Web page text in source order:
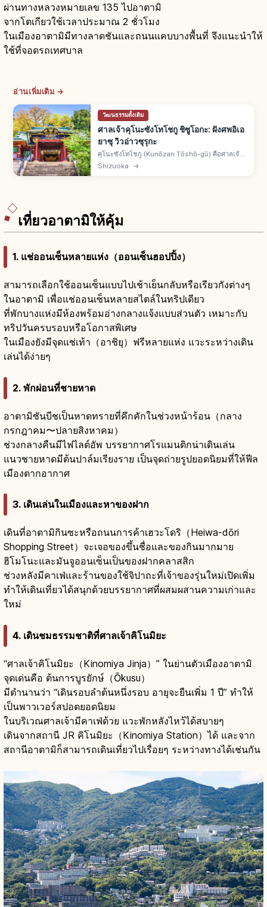
ผ่านทางหลวงหมายเลข 135 ไปอาตามิ
จากโตเกียวใช้เวลาประมาณ 2 ชั่วโมง
ในเมืองอาตามิมีทางลาดชันและถนนแคบบางพื้นที่ จึงแนะนำให้
ใช้ที่จอดรถเทศบาล
อ่านเพิ่มเติม →
วัฒนธรรมดั้งเดิม
ศาลเจ้าคุโนะซังโทโชกู ชิซูโอกะ: ฝังศพอิเอ
ยาซุ วิวอ่าวซุรุกะ
คุโนะซังโทโชกู (Kunōzan Tōshō-gū) คือศาลเจ้า
เขตซุรุกะ เมืองชิซึโอกะ ที่ฝังศพโทกุงาวะ อิเอยาสุ
Shizuoka →
เที่ยวอาตามิให้คุ้ม
1. แช่ออนเซ็นหลายแห่ง（ออนเซ็นฮอปปิ้ง）
สามารถเลือกใช้ออนเซ็นแบบไปเช้าเย็นกลับหรือเรียวกังต่างๆ
ในอาตามิ เพื่อแช่ออนเซ็นหลายสไตล์ในทริปเดียว
ที่พักบางแห่งมีห้องพร้อมอ่างกลางแจ้งแบบส่วนตัว เหมาะกับ
ทริปวันครบรอบหรือโอกาสพิเศษ
ในเมืองยังมีจุดแช่เท้า（อาชิยุ）ฟรีหลายแห่ง แวะระหว่างเดิน
เล่นได้ง่ายๆ
2. พักผ่อนที่ชายหาด
อาตามิซันบีชเป็นหาดทรายที่คึกคักในช่วงหน้าร้อน（กลาง
กรกฎาคม〜ปลายสิงหาคม）
ช่วงกลางคืนมีไฟไลต์อัพ บรรยากาศโรแมนติกน่าเดินเล่น
แนวชายหาดมีต้นปาล์มเรียงราย เป็นจุดถ่ายรูปยอดนิยมที่ให้ฟีล
เมืองตากอากาศ
3. เดินเล่นในเมืองและหาของฝาก
เดินที่อาตามิกินซะหรือถนนการค้าเฮวะโดริ（Heiwa-dōri
Shopping Street）จะเจอของขึ้นชื่อและของกินมากมาย
ฮิโมโนะและมันจูออนเซ็นเป็นของฝากคลาสสิก
ช่วงหลังมีคาเฟ่และร้านของใช้จิปาถะที่เจ้าของรุ่นใหม่เปิดเพิ่ม
ทำให้เดินเที่ยวได้สนุกด้วยบรรยากาศที่ผสมผสานความเก่าและ
ใหม่
4. เดินชมธรรมชาติที่ศาลเจ้าคิโนมิยะ
“ศาลเจ้าคิโนมิยะ（Kinomiya Jinja）” ในย่านตัวเมืองอาตามิ
จุดเด่นคือ ต้นการบูรยักษ์（Ōkusu）
มีตำนานว่า “เดินรอบลำต้นหนึ่งรอบ อายุจะยืนเพิ่ม 1 ปี” ทำให้
เป็นพาวเวอร์สปอตยอดนิยม
ในบริเวณศาลเจ้ามีคาเฟ่ด้วย แวะพักหลังไหว้ได้สบายๆ
เดินจากสถานี JR คิโนมิยะ（Kinomiya Station）ได้ และจาก
สถานีอาตามิก็สามารถเดินเที่ยวไปเรื่อยๆ ระหว่างทางได้เช่นกัน